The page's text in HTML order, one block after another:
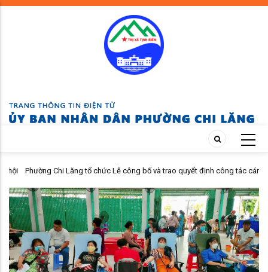
Skip
Phường Chi Lăng tổ chức Lễ công bố và trao quyết định công tác cán
bộ